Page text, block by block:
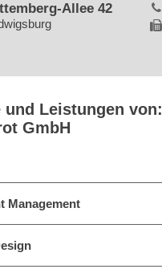
Allee 42
und Leistungen von:
GmbH
Management